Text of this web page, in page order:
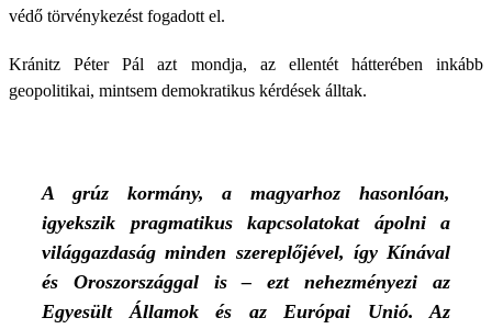
védő törvénykezést fogadott el.
Kránitz Péter Pál azt mondja, az ellentét hátterében inkább
geopolitikai, mintsem demokratikus kérdések álltak.
A grúz kormány, a magyarhoz hasonlóan,
igyekszik pragmatikus kapcsolatokat ápolni a
világgazdaság minden szereplőjével, így Kínával
és Oroszországgal is – ezt nehezményezi az
Egyesült Államok és az Európai Unió. Az